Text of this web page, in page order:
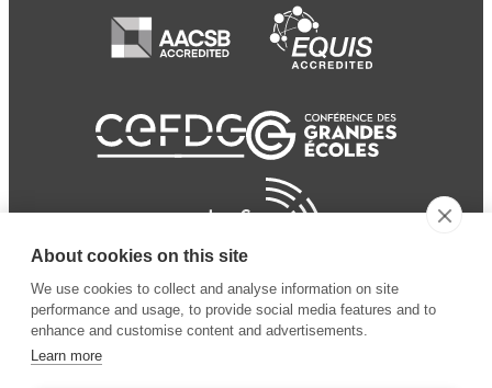
About cookies on this site
We use cookies to collect and analyse information on site
performance and usage, to provide social media features and to
enhance and customise content and advertisements.
Learn more